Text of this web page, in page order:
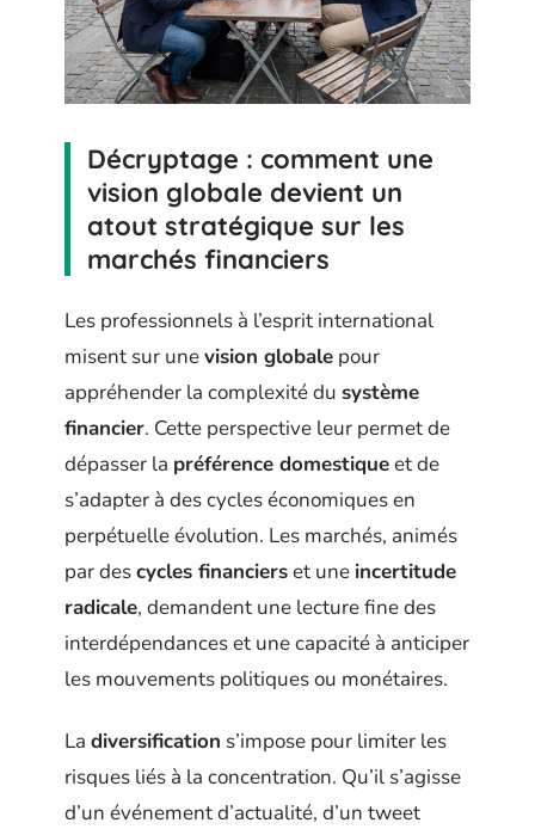
Décryptage : comment une
vision globale devient un
atout stratégique sur les
marchés financiers
Les professionnels à l’esprit international
misent sur unevision globale pour
appréhender la complexité du système
financier. Cette perspective leur permet de
dépasser la préférence domestiqueet de
s’adapter à des cycles économiques en
perpétuelle évolution. Les marchés, animés
par descycles financierset une incertitude
radicale, demandent une lecture fine des
interdépendances et une capacité à anticiper
les mouvements politiques ou monétaires.
La diversification s’impose pour limiter les
risques liés à la concentration. Qu’il s’agisse
d’un événement d’actualité, d’un tweet